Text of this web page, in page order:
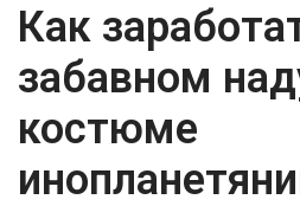
Как
забавном
костюме